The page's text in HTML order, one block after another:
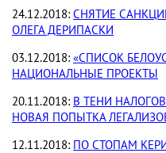
24.12.2018: СНЯТИЕ
ОЛЕГА ДЕРИПАСКИ
03.12.2018: «СПИСОК
НАЦИОНАЛЬНЫЕ ПРОЕКТЫ
20.11.2018: В ТЕНИ
НОВАЯ ПОПЫТКА
12.11.2018: ПО СТОПАМ